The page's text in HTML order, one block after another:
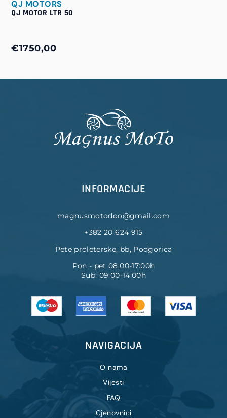
QJ MOTORS
QJ MOTOR LTR 50
€1750,00
NAVIGACIJA
O nama
Vijesti
FAQ
Cjenovnici
INFORMACIJE
magnusmotodoo@gmail.com
+382 20 624 915
Pete proleterske, bb, Podgorica
Pon - pet 08:00-17:00h
Sub: 09:00-14:00h